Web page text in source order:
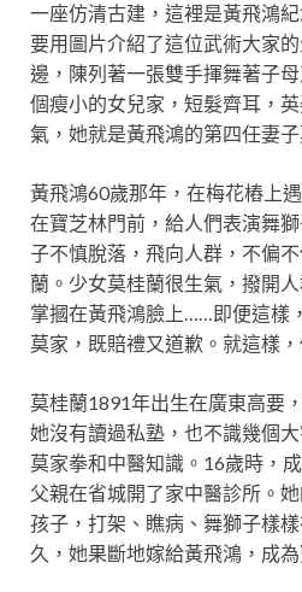
一座仿清古建，這裡是黃飛鴻
要用圖片介紹了這位武術大家
邊，陳列著一張雙手揮舞著子
個瘦小的女兒家，短髮齊耳，
氣，她就是黃飛鴻的第四任妻子
黃飛鴻60歲那年，在梅花樁上
在寶芝林門前，給人們表演舞
子不慎脫落，飛向人群，不偏
蘭。少女莫桂蘭很生氣，撥開
掌摑在黃飛鴻臉上……即便這樣
莫家，既賠禮又道歉。就這樣，
莫桂蘭1891年出生在廣東高要
她沒有讀過私塾，也不識幾個
莫家拳和中醫知識。16歲時，
父親在省城開了家中醫診所。
孩子，打架、瞧病、舞獅子樣
久，她果斷地嫁給黃飛鴻，成